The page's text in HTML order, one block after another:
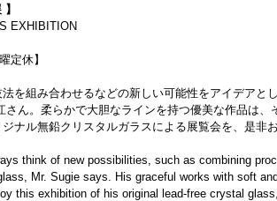
EXHIBITION
定休】
を組み合わせるなどの新しい可能性をアイデアと
ん。柔らかで大胆なラインを持つ優美な作品は、
ナル無鉛クリスタルガラスによる展覧会を、是非
think of new possibilities, such as combining
Mr. Sugie says. His graceful works with soft
this exhibition of his original lead-free crystal